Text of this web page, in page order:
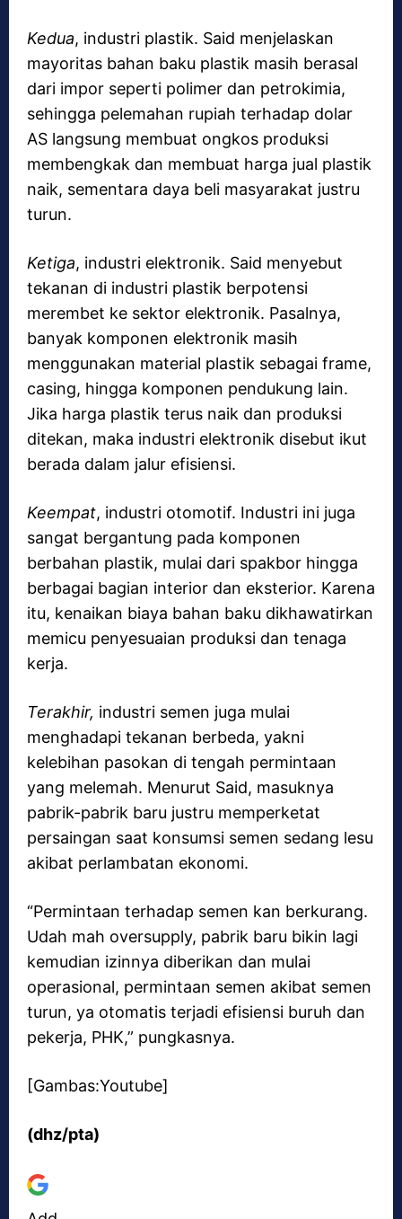
Kedua, industri plastik. Said menjelaskan
mayoritas bahan baku plastik masih berasal
dari impor seperti polimer dan petrokimia,
sehingga pelemahan rupiah terhadap dolar
AS langsung membuat ongkos produksi
membengkak dan membuat harga jual plastik
naik, sementara daya beli masyarakat justru
turun.
Ketiga, industri elektronik. Said menyebut
tekanan di industri plastik berpotensi
merembet ke sektor elektronik. Pasalnya,
banyak komponen elektronik masih
menggunakan material plastik sebagai frame,
casing, hingga komponen pendukung lain.
Jika harga plastik terus naik dan produksi
ditekan, maka industri elektronik disebut ikut
berada dalam jalur efisiensi.
Keempat, industri otomotif. Industri ini juga
sangat bergantung pada komponen
berbahan plastik, mulai dari spakbor hingga
berbagai bagian interior dan eksterior. Karena
itu, kenaikan biaya bahan baku dikhawatirkan
memicu penyesuaian produksi dan tenaga
kerja.
Terakhir, industri semen juga mulai
menghadapi tekanan berbeda, yakni
kelebihan pasokan di tengah permintaan
yang melemah. Menurut Said, masuknya
pabrik-pabrik baru justru memperketat
persaingan saat konsumsi semen sedang lesu
akibat perlambatan ekonomi.
“Permintaan terhadap semen kan berkurang.
Udah mah oversupply, pabrik baru bikin lagi
kemudian izinnya diberikan dan mulai
operasional, permintaan semen akibat semen
turun, ya otomatis terjadi efisiensi buruh dan
pekerja, PHK,” pungkasnya.
[Gambas:Youtube]
(dhz/pta)